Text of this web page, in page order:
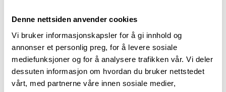
Denne nettsiden anvender cookies
Vi bruker informasjonskapsler for å gi innhold og
annonser et personlig preg, for å levere sosiale
mediefunksjoner og for å analysere trafikken vår. Vi deler
dessuten informasjon om hvordan du bruker nettstedet
vårt, med partnerne våre innen sosiale medier,